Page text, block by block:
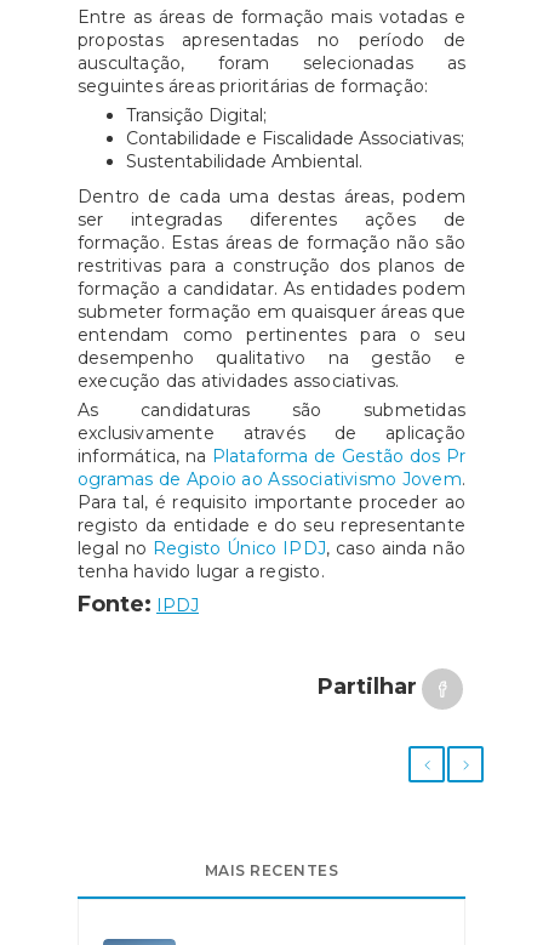
Entre as áreas de formação mais votadas e
propostas apresentadas no período de
auscultação, foram selecionadas as
seguintes áreas prioritárias de formação:
Transição Digital;
Contabilidade e Fiscalidade Associativas;
Sustentabilidade Ambiental.
Dentro de cada uma destas áreas, podem
ser integradas diferentes ações de
formação. Estas áreas de formação não são
restritivas para a construção dos planos de
formação a candidatar. As entidades podem
submeter formação em quaisquer áreas que
entendam como pertinentes para o seu
desempenho qualitativo na gestão e
execução das atividades associativas.
As candidaturas são submetidas
exclusivamente através de aplicação
informática, na Plataforma de Gestão dos Pr
ogramas de Apoio ao Associativismo Jovem.
Para tal, é requisito importante proceder ao
registo da entidade e do seu representante
legal no Registo Único IPDJ, caso ainda não
tenha havido lugar a registo.
Fonte: IPDJ
Partilhar
MAIS RECENTES